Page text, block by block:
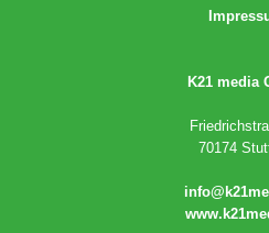
K21 media
70174